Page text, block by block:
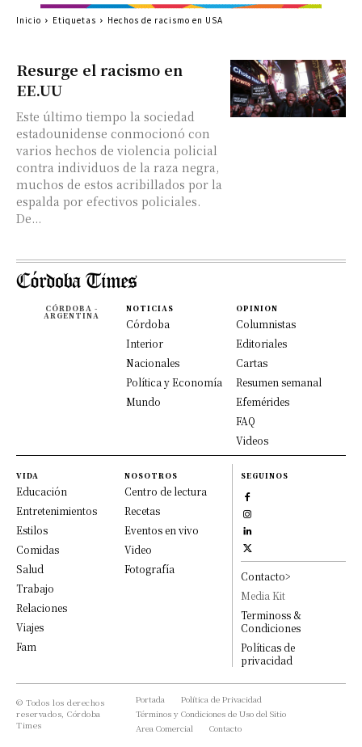
Resurge el racismo en
EE.UU
Este último tiempo la sociedad
estadounidense conmocionó con
varios hechos de violencia policial
contra individuos de la raza negra,
muchos de estos acribillados por la
espalda por efectivos policiales.
De...
Inicio Etiquetas Hechos de racismo en USA
CÓRDOBA -
ARGENTINA
NOTICIAS
Córdoba
Interior
Nacionales
Política y Economía
Mundo
OPINION
Columnistas
Editoriales
Cartas
Resumen semanal
Efemérides
FAQ
Videos
VIDA
Educación
Entretenimientos
Estilos
Comidas
Salud
Trabajo
Relaciones
Viajes
Fam
NOSOTROS
Centro de lectura
Recetas
Eventos en vivo
Video
Fotografía
SEGUINOS
Contacto>
Media Kit
Terminoss &
Condiciones
Políticas de
privacidad
© Todos los derechos
reservados, Córdoba
Times
Portada
Política de Privacidad
Términos y Condiciones de Uso del Sitio
Area Comercial
Contacto